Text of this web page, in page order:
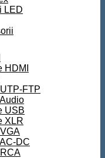
LED
HDMI
FTP
USB
XLR
DC